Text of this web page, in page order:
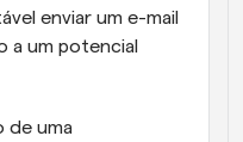
enviar um e-mail
a um potencial
de uma